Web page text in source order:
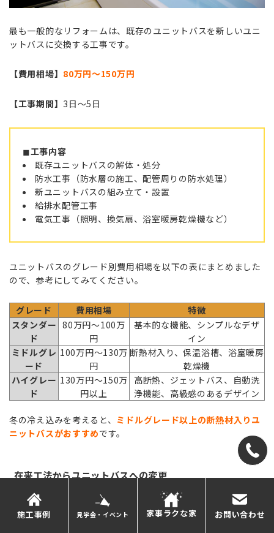
最も一般的なリフォームは、既存のユニットバスを新しいユニ
ットバスに交換する工事です。
【費用相場】 80万円〜150万円
【工事期間】 3日〜5日
◼︎工事内容
既存ユニットバスの解体・処分
防水工事（防水層の施工、配管周りの防水処理）
新ユニットバスの組み立て・設置
給排水配管工事
電気工事（照明、換気扇、浴室暖房乾燥機など）
ユニットバスのグレード別費用相場を以下の表にまとめました
ので、参考にしてみてください。
グレード 費用相場
特徴
スタンダー
ド
80万円〜100万
円
基本的な機能、シンプルなデザ
イン
ミドルグレ
ード
100万円〜130万
円
断熱材入り、保温浴槽、浴室暖房
乾燥機
ハイグレー
ド
130万円〜150万
円以上
高断熱、ジェットバス、自動洗
浄機能、高級感のあるデザイン
冬の冷え込みを考えると、 ミドルグレード以上の断熱材入りユ
ニットバスがおすすめです。
在来工法からユニットバスへの変更
タイル張りの在来浴室を、ユニットバスに変更する工事です。
施工事例 見学会・イベント 家事ラクな家 お問い合わせ